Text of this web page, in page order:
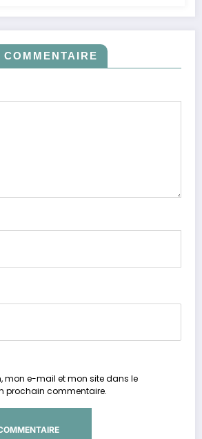
mon e-mail et mon site dans le
prochain commentaire.